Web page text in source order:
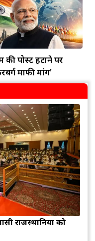
की पोस्ट हटाने पर
माफी मांगें'
राजस्थानियों को